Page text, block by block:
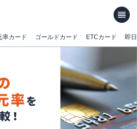
率カード ゴールドカード ETCカード 即